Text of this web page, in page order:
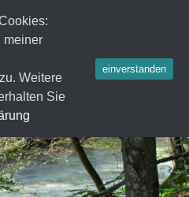
meiner
Weitere
Sie
einverstanden